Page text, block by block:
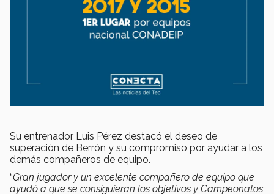
Su entrenador Luis Pérez destacó el deseo de
superación de Berrón y su compromiso por ayudar a los
demás compañeros de equipo.
“Gran jugador y un excelente compañero de equipo que
ayudó a que se consiguieran los objetivos y Campeonatos